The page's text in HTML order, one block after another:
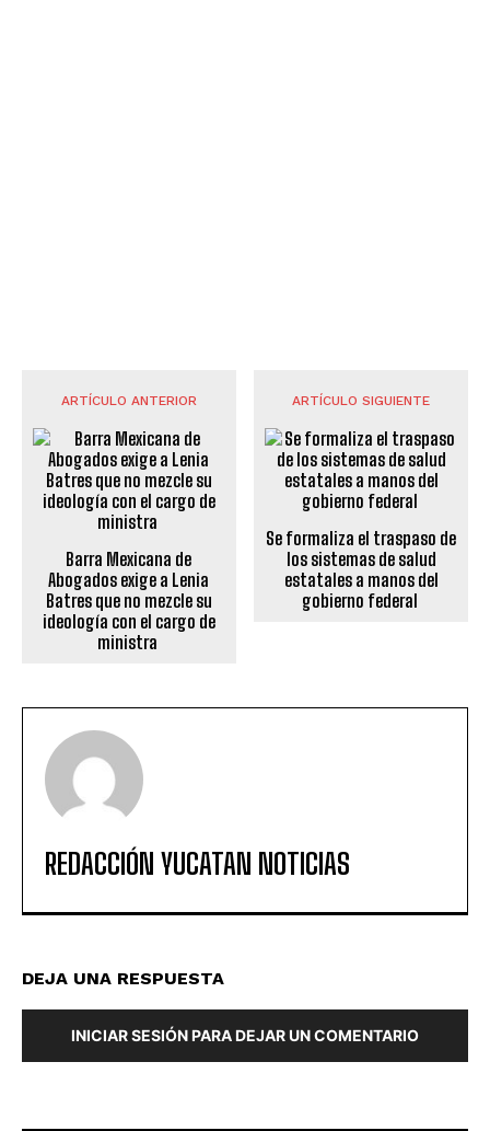
ARTÍCULO ANTERIOR
Barra Mexicana de
Abogados exige a Lenia
Batres que no mezcle su
ideología con el cargo de
ministra
ARTÍCULO SIGUIENTE
Se formaliza el traspaso de
los sistemas de salud
estatales a manos del
gobierno federal
REDACCIÓN YUCATAN NOTICIAS
DEJA UNA RESPUESTA
INICIAR SESIÓN PARA DEJAR UN COMENTARIO